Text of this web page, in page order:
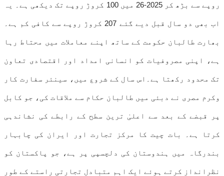
روپے سے بڑھ کر 2025-26 میں 100 کروڑ روپے تک دیکھی ہے۔ یہ
اب بھی دو سال قبل دیے گئے 207 کروڑ روپے سے کافی کم ہے۔
بھارت طالبان حکومت کے ساتھ اپنے معاملات میں محتاط رہا
ہے، اپنی مصروفیات کو انسانی امداد اور اقتصادی تعاون
تک محدود رکھتا ہے۔اس سال کے شروع میں، سینئر سفارت کار
وکرم مصری نے دبئی میں طالبان حکام سے ملاقات کی، جو کابل
پر قبضے کے بعد سے اعلیٰ ترین سطح کے رابطے کی نشاندہی
کرتا ہے۔ بات چیت کا مرکز تجارت اور ایران کی چابہار
بندرگاہ میں ہندوستان کی دلچسپی پر ہے، جو پاکستان کو
نظرانداز کرتے ہوئے ایک اہم متبادل تجارتی راستے کے طور